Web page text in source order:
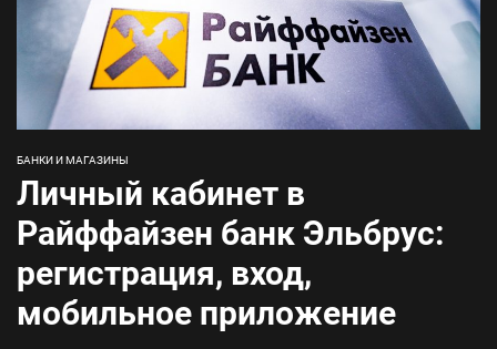
БАНКИ И МАГАЗИНЫ
Личный кабинет в
Райффайзен банк Эльбрус:
регистрация, вход,
мобильное приложение